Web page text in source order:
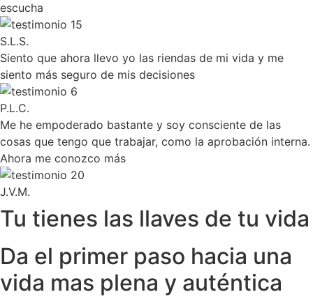
escucha
S.L.S.
Siento que ahora llevo yo las riendas de mi vida y me
siento más seguro de mis decisiones
P.L.C.
Me he empoderado bastante y soy consciente de las
cosas que tengo que trabajar, como la aprobación interna.
Ahora me conozco más
J.V.M.
Tu tienes las llaves de tu vida
Da el primer paso hacia una
vida mas plena y auténtica